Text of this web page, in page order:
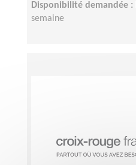
Disponibilité demandée :
semaine